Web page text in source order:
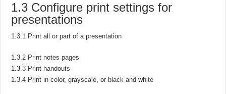
1.3 Configure print settings for
presentations
1.3.1 Print all or part of a presentation
1.3.2 Print notes pages
1.3.3 Print handouts
1.3.4 Print in color, grayscale, or black and white